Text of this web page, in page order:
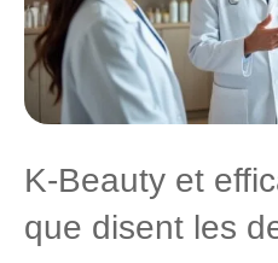
K-Beauty et
que disent les